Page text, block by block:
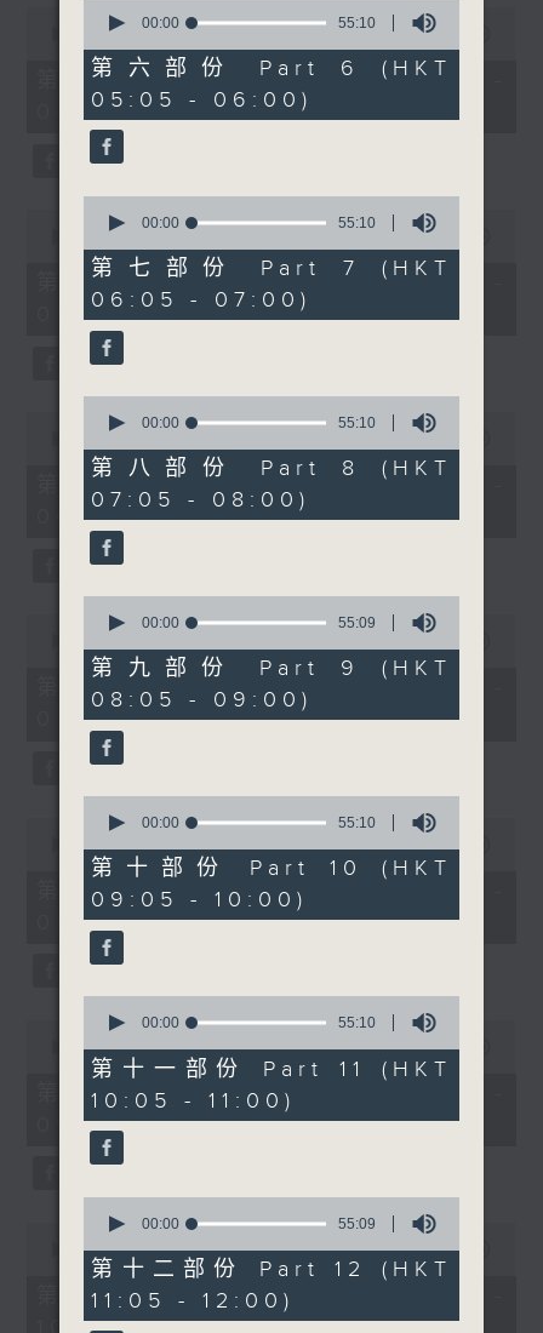
seconds
minutes,
seconds
00:00 55:09
第四部份 Part 4 (HKT 03:05 -
04:00)
seconds
minutes,
seconds
00:00 55:10
第五部份 Part 5 (HKT 04:05 -
05:00)
minutes,
seconds
第六部份 Part 6 (HKT 05:05 -
06:00)
minutes,
seconds
第七部份 Part 7 (HKT 06:05 -
07:00)
seconds
minutes,
seconds
第八部份 Part 8 (HKT 07:05 -
08:00)
seconds
minutes,
seconds
00:00 55:09
第九部份 Part 9 (HKT 08:05 -
09:00)
seconds
minutes,
00:00 55:10
第十部份 Part 10 (HKT 09:05 -
10:00)
seconds
55
minutes,
10
seconds
00:00 55:10
第六部份 Part 6 (HKT
05:05 - 06:00)
seconds
55
minutes,
10
seconds
00:00 55:10
第七部份 Part 7 (HKT
06:05 - 07:00)
seconds
55
minutes,
10
seconds
00:00 55:10
第八部份 Part 8 (HKT
07:05 - 08:00)
seconds
55
minutes,
9
seconds
00:00 55:09
第九部份 Part 9 (HKT
08:05 - 09:00)
seconds
55
minutes,
10
seconds
00:00 55:10
第十部份 Part 10 (HKT
09:05 - 10:00)
seconds
55
minutes,
10
seconds
00:00 55:10
第十一部份 Part 11 (HKT
10:05 - 11:00)
seconds
55
minutes,
9
seconds
00:00 55:09
第十二部份 Part 12 (HKT
11:05 - 12:00)